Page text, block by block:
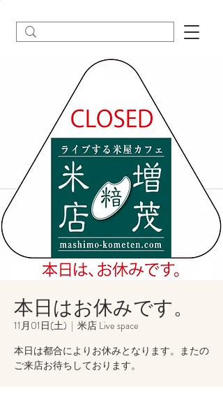
本日はお休みです。
11月01日(土)
  |
米店 Live space
本日は都合によりお休みとなります。またの
ご来店お待ちしております。